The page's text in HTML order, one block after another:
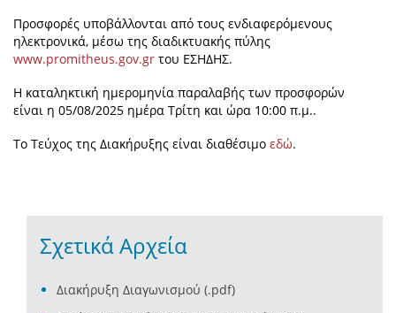
Προσφορές υποβάλλονται από τους ενδιαφερόμενους
ηλεκτρονικά, μέσω της διαδικτυακής πύλης
www.promitheus.gov.gr του ΕΣΗΔΗΣ.
Η καταληκτική ημερομηνία παραλαβής των προσφορών
είναι η 05/08/2025 ημέρα Τρίτη και ώρα 10:00 π.μ..
Το Τεύχος της Διακήρυξης είναι διαθέσιμο εδώ.
Σχετικά Αρχεία
Διακήρυξη Διαγωνισμού (.pdf)